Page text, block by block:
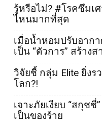
รู้หรือไม่? #โรคซึมเ
ไหนมากที่สุด
เมื่อน้ำหอมปรับอาก
เป็น “ตัวการ” สร้าง
วิจัยชี้ กลุ่ม Elite ยิ่งร
โลก?!
เจาะภัยเงียบ “สกุชชี่
เป็นของร้าย